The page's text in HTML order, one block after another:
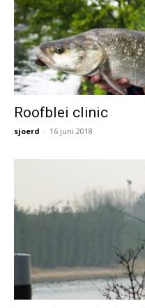
Roofblei clinic
sjoerd - 16 juni 2018